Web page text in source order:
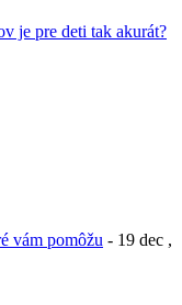
je pre deti tak akurát?
vám pomôžu - 19 dec ,